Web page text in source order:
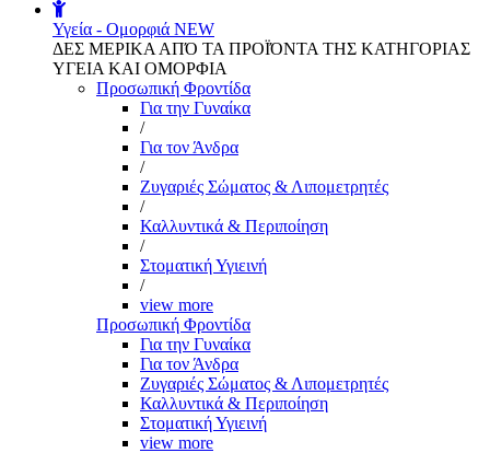
Υγεία - Ομορφιά NEW
ΔΕΣ ΜΕΡΙΚΑ ΑΠΌ ΤΑ ΠΡΟΪΌΝΤΑ ΤΗΣ ΚΑΤΗΓΟΡΙΑΣ
ΥΓΕΙΑ ΚΑΙ ΟΜΟΡΦΙΑ
Προσωπική Φροντίδα
Για την Γυναίκα
/
Για τον Άνδρα
/
Ζυγαριές Σώματος & Λιπομετρητές
/
Καλλυντικά & Περιποίηση
/
Στοματική Υγιεινή
/
view more
Προσωπική Φροντίδα
Για την Γυναίκα
Για τον Άνδρα
Ζυγαριές Σώματος & Λιπομετρητές
Καλλυντικά & Περιποίηση
Στοματική Υγιεινή
view more